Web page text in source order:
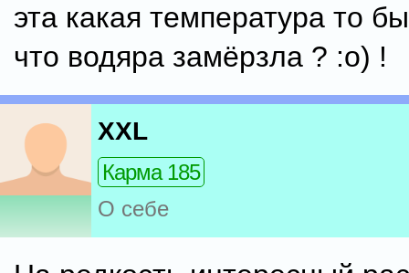
эта какая температура то
что водяра замёрзла ? :o) !
XXL
Карма 185
О себе